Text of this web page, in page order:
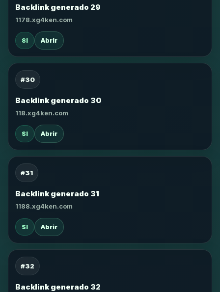
Backlink generado 29
1178.xg4ken.com
SI Abrir
#30
Backlink generado 30
118.xg4ken.com
SI Abrir
#31
Backlink generado 31
1188.xg4ken.com
SI Abrir
#32
Backlink generado 32